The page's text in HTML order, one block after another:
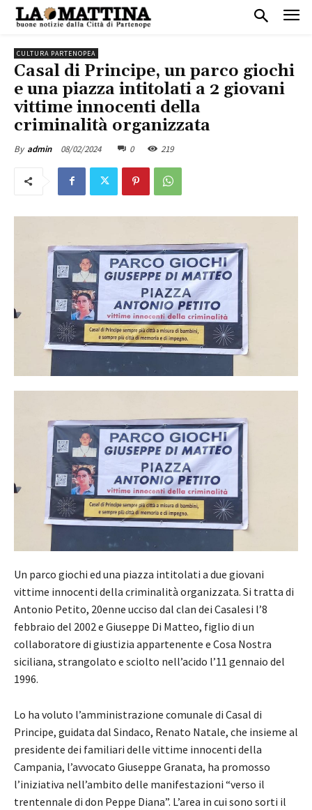
CULTURA PARTENOPEA
Casal di Principe, un parco giochi
e una piazza intitolati a 2 giovani
vittime innocenti della
criminalità organizzata
By admin 08/02/2024 0 219
Un parco giochi ed una piazza intitolati a due giovani
vittime innocenti della criminalità organizzata. Si tratta di
Antonio Petito, 20enne ucciso dal clan dei Casalesi l’8
febbraio del 2002 e Giuseppe Di Matteo, figlio di un
collaboratore di giustizia appartenente e Cosa Nostra
siciliana, strangolato e sciolto nell’acido l’11 gennaio del
1996.
Lo ha voluto l’amministrazione comunale di Casal di
Principe, guidata dal Sindaco, Renato Natale, che insieme al
presidente dei familiari delle vittime innocenti della
Campania, l’avvocato Giuseppe Granata, ha promosso
l’iniziativa nell’ambito delle manifestazioni “verso il
trentennale di don Peppe Diana”. L’area in cui sono sorti il